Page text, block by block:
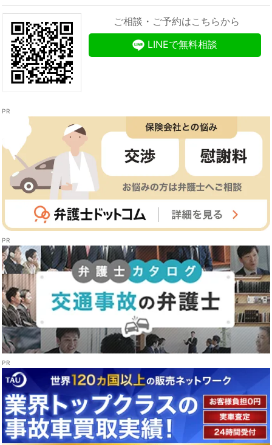
ご相談・ご予約はこちらから
LINEで無料相談